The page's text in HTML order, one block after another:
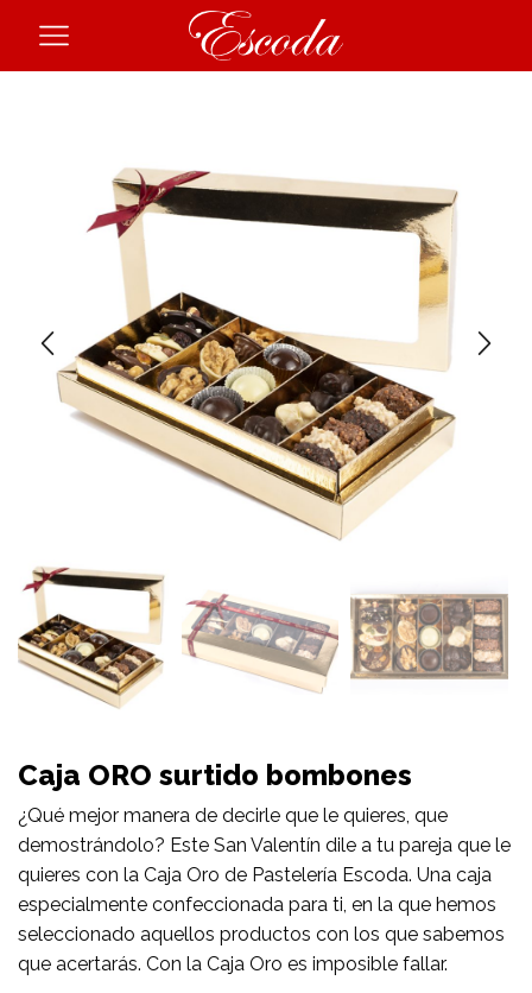
Caja ORO surtido bombones
¿Qué mejor manera de decirle que le quieres, que
demostrándolo? Este San Valentín dile a tu pareja que le
quieres con la Caja Oro de Pastelería Escoda. Una caja
especialmente confeccionada para ti, en la que hemos
seleccionado aquellos productos con los que sabemos
que acertarás. Con la Caja Oro es imposible fallar.